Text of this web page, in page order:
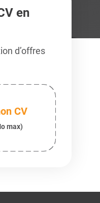
en
d’offres
CV
max)